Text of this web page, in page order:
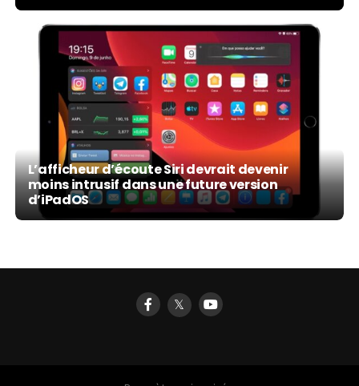
L’afficheur d’écoute Siri devrait devenir
moins intrusif dans une future version
d’iPadOS
𝕏